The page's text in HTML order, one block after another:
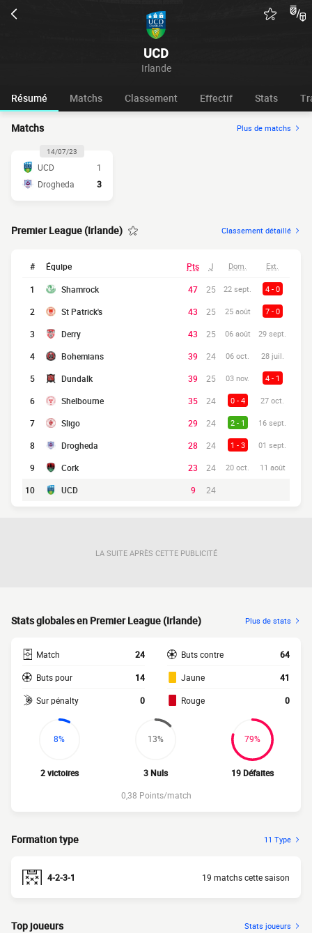
UCD
Irlande
Résumé Matchs Classement Effectif Stats
Matchs Plus de matchs
14/07/23
UCD
1
Drogheda
3
Premier League (Irlande) Classement détaillé
# Équipe Pts J Dom. Ext.
1 Shamrock 47 25 22 sept. 4 - 0
2 St Patrick's 43 25 25 août 7 - 0
3 Derry 43 25 06 août 29 sept.
4 Bohemians 39 24 06 oct. 28 juil.
5 Dundalk 39 25 03 nov. 4 - 1
6 Shelbourne 35 24 0 - 4 27 oct.
7 Sligo 29 24 2 - 1 16 sept.
8 Drogheda 28 24 1 - 3 01 sept.
9 Cork 23 24 20 oct. 11 août
10 UCD 9 24
LA SUITE APRÈS CETTE PUBLICITÉ
Stats globales en Premier League (Irlande) Plus de stats
Match 24
Buts pour 14
Sur pénalty 0
Buts contre 64
Jaune 41
Rouge 0
8%
2 victoires
13%
3 Nuls
79%
19 Défaites
0,38 Points/match
Formation type 11 Type
4-2-3-1 19 matchs cette saison
Top joueurs Stats joueurs